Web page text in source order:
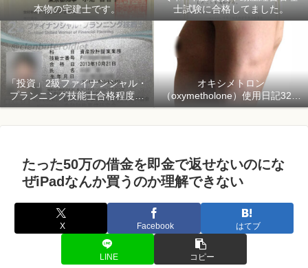
本物の宅建士です。
士試験に合格してました。
「投資」2級ファイナンシャル・
プランニング技能士合格程度で
ようやく初心者「資産形成」
オキシメトロン
（oxymetholone）使用日記32日
目「骨格筋量増量開始150日目」
たった50万の借金を即金で返せないのにな
ぜiPadなんか買うのか理解できない
X Facebook はてブ
LINE コピー